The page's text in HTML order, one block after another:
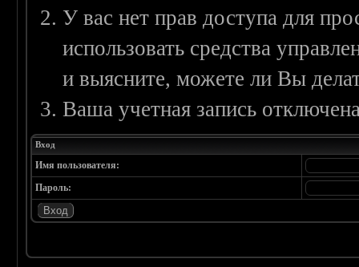
У вас нет прав доступа для
использовать средства
и выясните, можете ли Вы
Ваша учетная запись
Вход
Имя пользователя:
Пароль: